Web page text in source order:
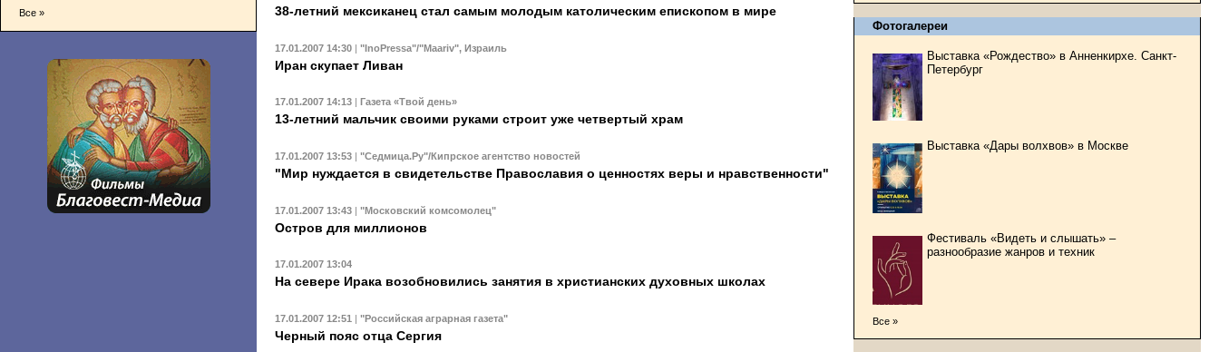
Все » 38-летний мексиканец стал самым молодым католическим епископом в мире
17.01.2007 14:30 | "InoPressa"/"Maariv", Израиль
Иран скупает Ливан
17.01.2007 14:13 Газета «Твой день»
13-летний мальчик своими руками строит уже четвертый храм
17.01.2007 13:53 | "Седмица.Ру"/Кипрское агентство новостей
"Мир нуждается в свидетельстве Православия о ценностях веры и нравственности"
17.01.2007 13:43 | "Московский комсомолец"
Остров для миллионов
17.01.2007 13:04
На севере Ирака возобновились занятия в христианских духовных школах
17.01.2007 12:51 | "Российская аграрная газета"
Черный пояс отца Сергия
Фотогалереи
Выставка «Рождество» в Анненкирхе. Санкт-
Петербург
Выставка «Дары волхвов» в Москве
Фестиваль «Видеть и слышать» –
разнообразие жанров и техник
Все »